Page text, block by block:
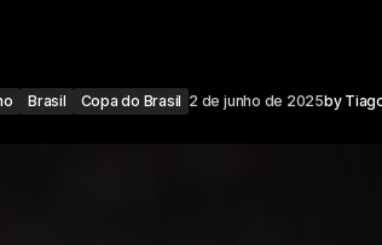
Brasil Copa do Brasil 2 de junho de 2025by